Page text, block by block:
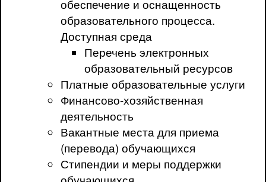
обеспечение и оснащенность
образовательного процесса.
Доступная среда
Перечень электронных
образовательный ресурсов
Платные образовательные услуги
Финансово-хозяйственная
деятельность
Вакантные места для приема
(перевода) обучающихся
Стипендии и меры поддержки